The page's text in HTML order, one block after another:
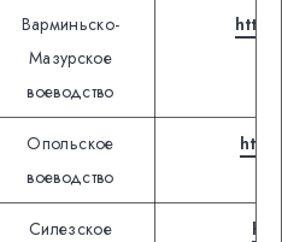
Варминьско-
Мазурское
воеводство
Опольское
воеводство
Силезское